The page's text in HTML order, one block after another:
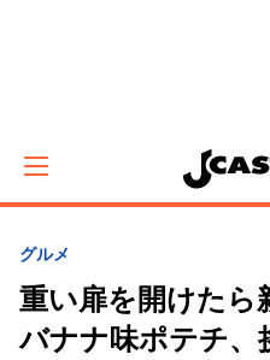
グルメ
重い扉を開けたら
バナナ味ポテチ、